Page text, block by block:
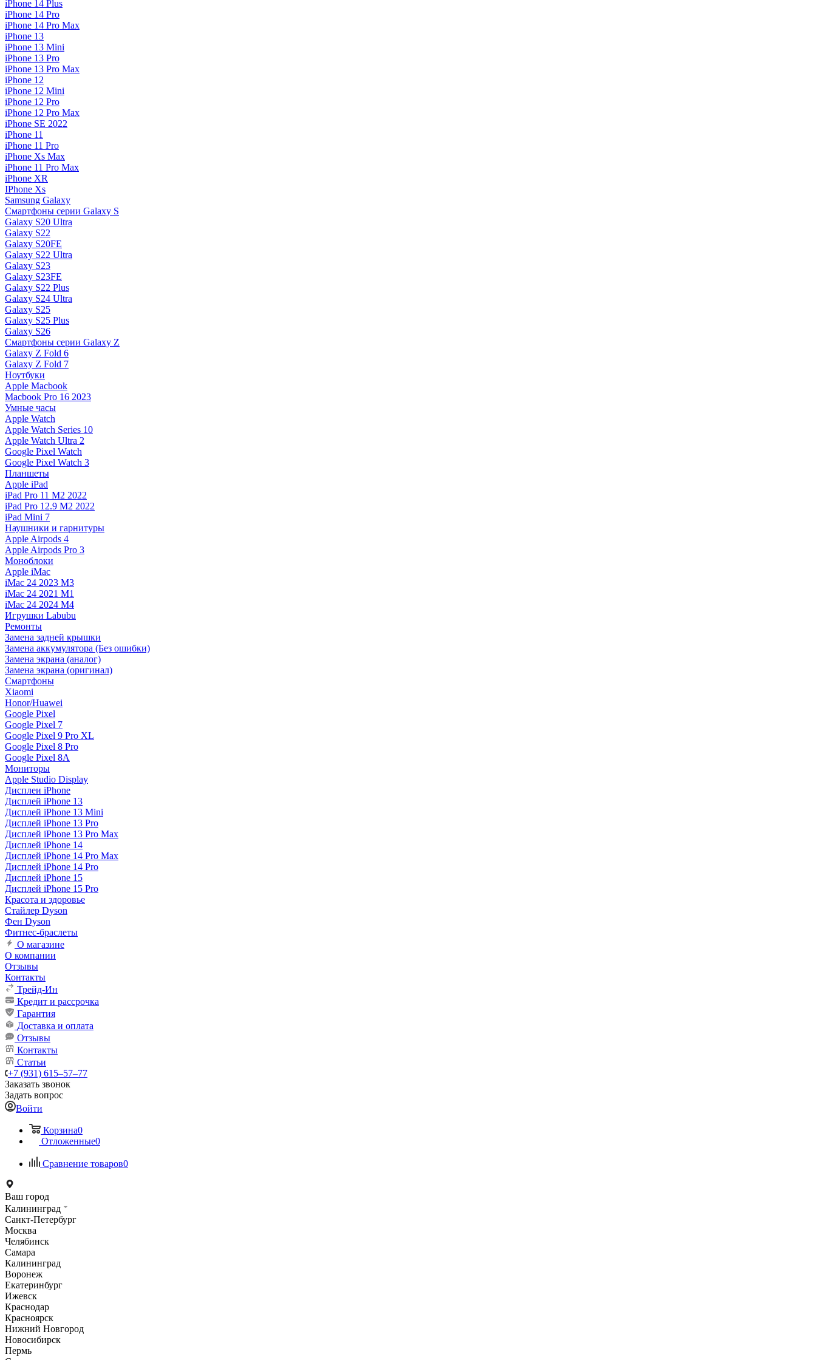
iPhone 14 Plus
iPhone 14 Pro
iPhone 14 Pro Max
iPhone 13
iPhone 13 Mini
iPhone 13 Pro
iPhone 13 Pro Max
iPhone 12
iPhone 12 Mini
iPhone 12 Pro
iPhone 12 Pro Max
iPhone SE 2022
iPhone 11
iPhone 11 Pro
iPhone Xs Max
iPhone 11 Pro Max
iPhone XR
IPhone Xs
Samsung Galaxy
Смартфоны серии Galaxy S
Galaxy S20 Ultra
Galaxy S22
Galaxy S20FE
Galaxy S22 Ultra
Galaxy S23
Galaxy S23FE
Galaxy S22 Plus
Galaxy S24 Ultra
Galaxy S25
Galaxy S25 Plus
Galaxy S26
Смартфоны серии Galaxy Z
Galaxy Z Fold 6
Galaxy Z Fold 7
Ноутбуки
Apple Macbook
Macbook Pro 16 2023
Умные часы
Apple Watch
Apple Watch Series 10
Apple Watch Ultra 2
Google Pixel Watch
Google Pixel Watch 3
Планшеты
Apple iPad
iPad Pro 11 M2 2022
iPad Pro 12.9 M2 2022
iPad Mini 7
Наушники и гарнитуры
Apple Airpods 4
Apple Airpods Pro 3
Моноблоки
Apple iMac
iMac 24 2023 M3
iMac 24 2021 M1
iMac 24 2024 M4
Игрушки Labubu
Ремонты
Замена задней крышки
Замена аккумулятора (Без ошибки)
Замена экрана (аналог)
Замена экрана (оригинал)
Смартфоны
Xiaomi
Honor/Huawei
Google Pixel
Google Pixel 7
Google Pixel 9 Pro XL
Google Pixel 8 Pro
Google Pixel 8A
Мониторы
Apple Studio Display
Дисплеи iPhone
Дисплей iPhone 13
Дисплей iPhone 13 Mini
Дисплей iPhone 13 Pro
Дисплей iPhone 13 Pro Max
Дисплей iPhone 14
Дисплей iPhone 14 Pro Max
Дисплей iPhone 14 Pro
Дисплей iPhone 15
Дисплей iPhone 15 Pro
Красота и здоровье
Стайлер Dyson
Фен Dyson
Фитнес-браслеты
О магазине
О компании
Отзывы
Контакты
Трейд-Ин
Кредит и рассрочка
Гарантия
Доставка и оплата
Отзывы
Контакты
Статьи
+7 (931) 615‒57‒77
Заказать звонок
Задать вопрос
Войти
Корзина0
Отложенные0
Сравнение товаров0
Ваш город
Калининград
Санкт-Петербург
Москва
Челябинск
Самара
Калининград
Воронеж
Екатеринбург
Ижевск
Краснодар
Красноярск
Нижний Новгород
Новосибирск
Пермь